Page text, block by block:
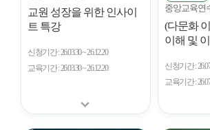
교원 성장을 위한 인사이
트 특강
신청기간 26.03.30 ~ 26.12.20
교육기간 26.03.30 ~ 26.12.20
중앙교육연
(다문화
이해 및
신청기간
교육기간